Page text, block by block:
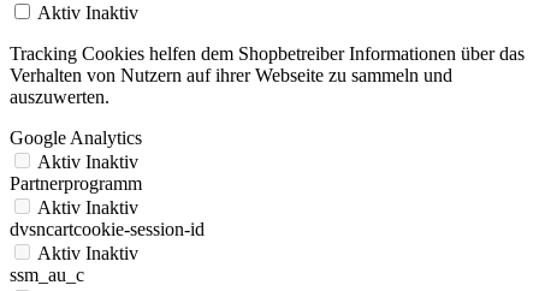
Aktiv Inaktiv
Tracking Cookies helfen dem Shopbetreiber Informationen über das
Verhalten von Nutzern auf ihrer Webseite zu sammeln und
auszuwerten.
Google Analytics
Aktiv Inaktiv
Partnerprogramm
Aktiv Inaktiv
dvsncartcookie-session-id
Aktiv Inaktiv
ssm_au_c